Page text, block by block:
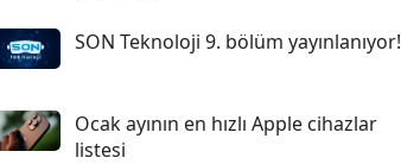
SON Teknoloji 9. bölüm yayınlanıyor!
Ocak ayının en hızlı Apple cihazlar
listesi